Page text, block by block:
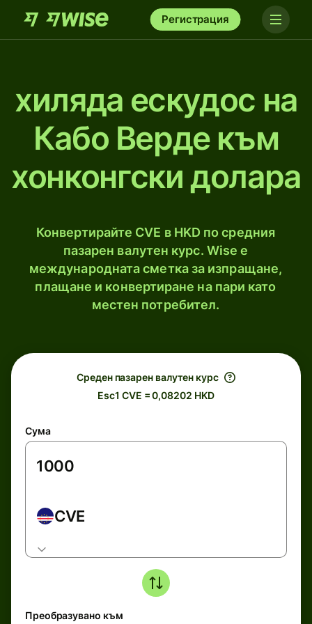
Регистрация
хиляда ескудос на
Кабо Верде към
хонконгски долара
Конвертирайте CVE в HKD по средния
пазарен валутен курс. Wise е
международната сметка за изпращане,
плащане и конвертиране на пари като
местен потребител.
Среден пазарен валутен курс
Esc1 CVE = 0,08202 HKD
Сума
CVE
Преобразувано към